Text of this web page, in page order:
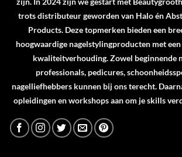
trots distributeur geworden van Haloén
Products. Deze topmerken bieden een
hoogwaardige nagelstylingproducten met
kwaliteitverhouding. Zowel beginnende
professionals, pedicures,
nagelliefhebbers kunnen bij ons terecht.
opleidingen en workshops aan om je skills